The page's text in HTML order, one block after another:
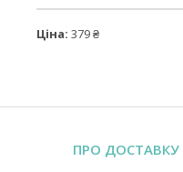
Ціна: 379 ₴
ПРО ДОСТАВКУ